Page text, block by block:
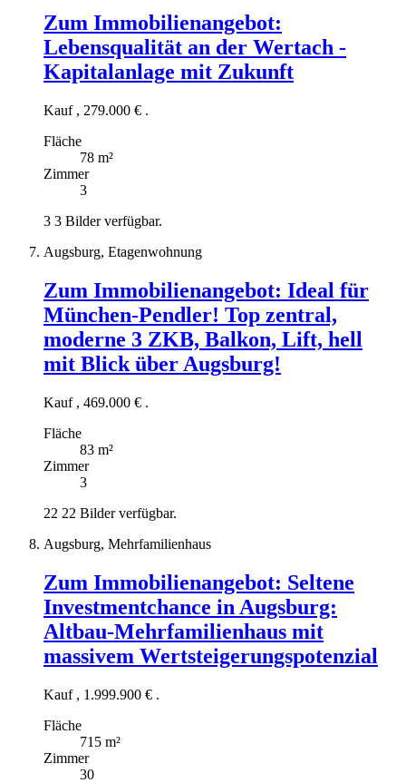
Zum Immobilienangebot:
Lebensqualität an der Wertach -
Kapitalanlage mit Zukunft
Kauf , 279.000 € .
Fläche
78 m²
Zimmer
3
3 3 Bilder verfügbar.
Augsburg, Etagenwohnung
Zum Immobilienangebot: Ideal für
München-Pendler! Top zentral,
moderne 3 ZKB, Balkon, Lift, hell
mit Blick über Augsburg!
Kauf , 469.000 € .
Fläche
83 m²
Zimmer
3
22 22 Bilder verfügbar.
Augsburg, Mehrfamilienhaus
Zum Immobilienangebot: Seltene
Investmentchance in Augsburg:
Altbau-Mehrfamilienhaus mit
massivem Wertsteigerungspotenzial
Kauf , 1.999.900 € .
Fläche
715 m²
Zimmer
30